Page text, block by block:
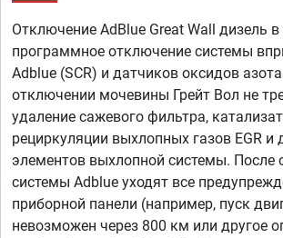
Отключение AdBlue Great Wall дизель
программное отключение системы
Adblue (SCR) и датчиков оксидов
отключении мочевины Грейт Вол не
удаление сажевого фильтра,
рециркуляции выхлопных газов EGR и
элементов выхлопной системы. После
системы Adblue уходят все
приборной панели (например, пуск
невозможен через 800 км или другое